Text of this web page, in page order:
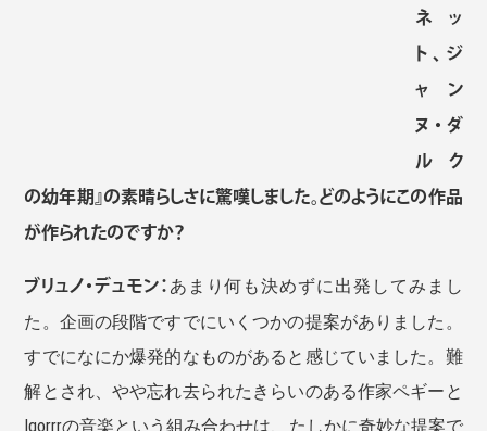
ネッ
ト、ジ
ャン
ヌ・ダ
ルク
の幼年期』の素晴らしさに驚嘆しました。どのようにこの作品
が作られたのですか？
ブリュノ・デュモン： あまり何も決めずに出発してみまし
た。企画の段階ですでにいくつかの提案がありました。
すでになにか爆発的なものがあると感じていました。難
解とされ、やや忘れ去られたきらいのある作家ペギーと
Igorrrの音楽という組み合わせは、たしかに奇妙な提案で